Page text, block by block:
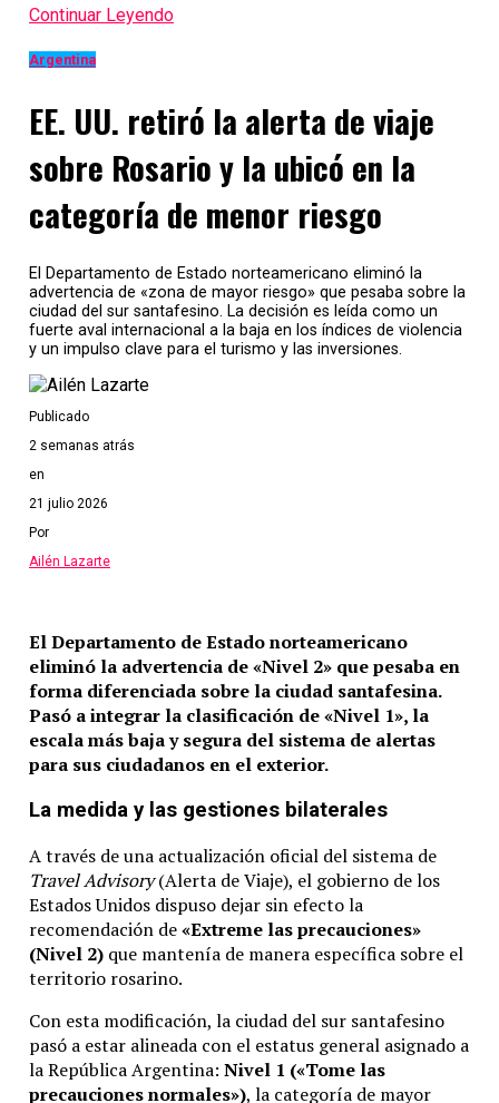
Continuar Leyendo
Argentina
EE. UU. retiró la alerta de viaje
sobre Rosario y la ubicó en la
categoría de menor riesgo
El Departamento de Estado norteamericano eliminó la
advertencia de «zona de mayor riesgo» que pesaba sobre la
ciudad del sur santafesino. La decisión es leída como un
fuerte aval internacional a la baja en los índices de violencia
y un impulso clave para el turismo y las inversiones.
Publicado
2 semanas atrás
en
21 julio 2026
Por
Ailén Lazarte
El Departamento de Estado norteamericano
eliminó la advertencia de «Nivel 2» que pesaba en
forma diferenciada sobre la ciudad santafesina.
Pasó a integrar la clasificación de «Nivel 1», la
escala más baja y segura del sistema de alertas
para sus ciudadanos en el exterior.
La medida y las gestiones bilaterales
A través de una actualización oficial del sistema de
Travel Advisory(Alerta de Viaje), el gobierno de los
Estados Unidos dispuso dejar sin efecto la
recomendación de«Extreme las precauciones»
(Nivel 2)que mantenía de manera específica sobre el
territorio rosarino.
Con esta modificación, la ciudad del sur santafesino
pasó a estar alineada con el estatus general asignado a
la República Argentina: Nivel 1 («Tome las
precauciones normales»), la categoría de mayor